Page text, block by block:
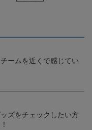
ームを近くで感じてい
ズをチェックしたい方